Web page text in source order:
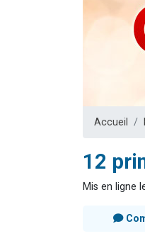
Accueil
12
Mis en ligne